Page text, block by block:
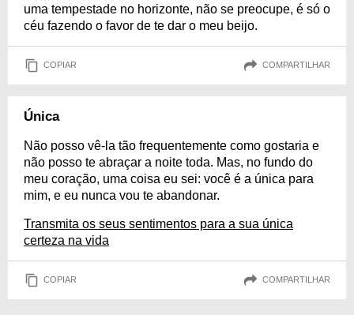
uma tempestade no horizonte, não se preocupe, é só o
céu fazendo o favor de te dar o meu beijo.
COPIAR COMPARTILHAR
Única
Não posso vê-la tão frequentemente como gostaria e
não posso te abraçar a noite toda. Mas, no fundo do
meu coração, uma coisa eu sei: você é a única para
mim, e eu nunca vou te abandonar.
Transmita os seus sentimentos para a sua única
certeza na vida
COPIAR COMPARTILHAR